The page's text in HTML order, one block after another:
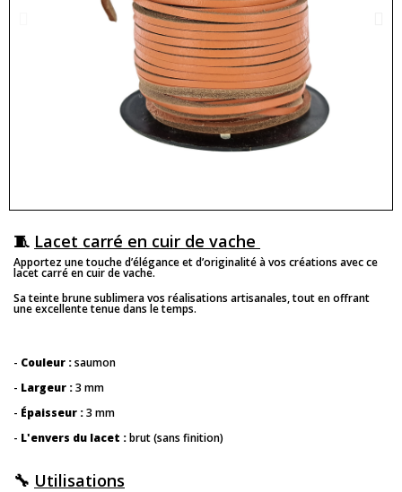
🧵 Lacet carré en cuir de vache
Apportez une touche d’élégance et d’originalité à vos créations avec ce
lacet carré en cuir de vache.
Sa teinte brune sublimera vos réalisations artisanales, tout en offrant
une excellente tenue dans le temps.
- Couleur :saumon
- Largeur :3 mm
- Épaisseur :3 mm
- L'envers du lacet :brut (sans finition)
🔧 Utilisations